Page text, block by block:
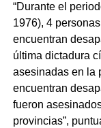
“Durante el
1976), 4
encuentran
última dictadura
asesinadas en la
encuentran
fueron
provincias”,